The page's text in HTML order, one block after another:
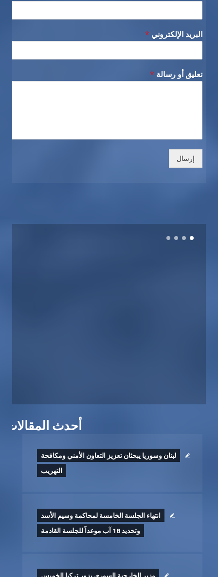
البريد الإلكتروني *
تعليق أو رسالة *
إرسال
أحدث المقالات
لبنان وسوريا يبحثان تعزيز التعاون الأمني ومكافحة
التهريب
انتهاء الجلسة الخامسة لمحاكمة وسيم الأسد
وتحديد 18 آب موعداً للجلسة القادمة